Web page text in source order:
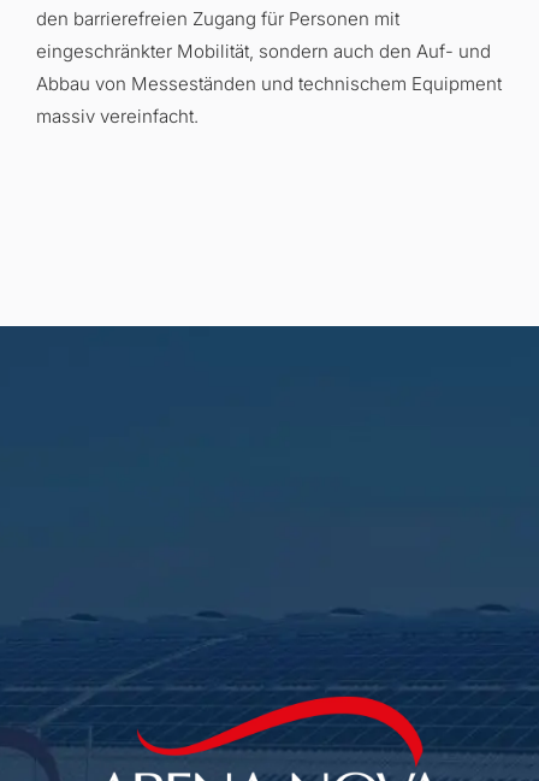
den barrierefreien Zugang für Personen mit
eingeschränkter Mobilität, sondern auch den Auf- und
Abbau von Messeständen und technischem Equipment
massiv vereinfacht.